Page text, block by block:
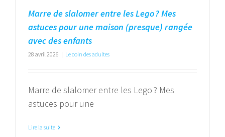
Marre de slalomer entre les Lego ? Mes
astuces pour une maison (presque) rangée
avec des enfants
28 avril 2026 | Le coin des adultes
Marre de slalomer entre les Lego ? Mes
astuces pour une
Lire la suite